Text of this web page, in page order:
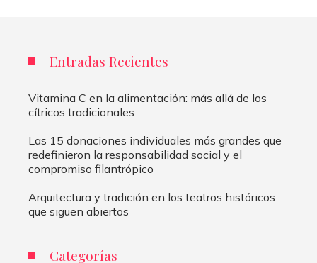
Entradas Recientes
Vitamina C en la alimentación: más allá de los
cítricos tradicionales
Las 15 donaciones individuales más grandes que
redefinieron la responsabilidad social y el
compromiso filantrópico
Arquitectura y tradición en los teatros históricos
que siguen abiertos
Categorías